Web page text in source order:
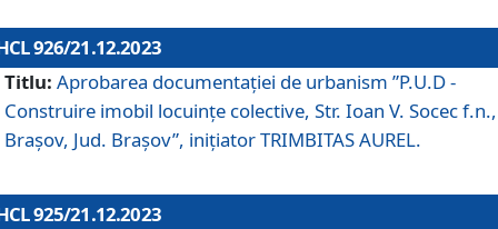
926/21.12.2023
Titlu: Aprobarea documentaţiei de urbanism ”P.U.D -
Construire imobil locuințe colective, Str. Ioan V. Socec f.n.,
Brașov, Jud. Brașov”, inițiator TRIMBITAS AUREL.
925/21.12.2023